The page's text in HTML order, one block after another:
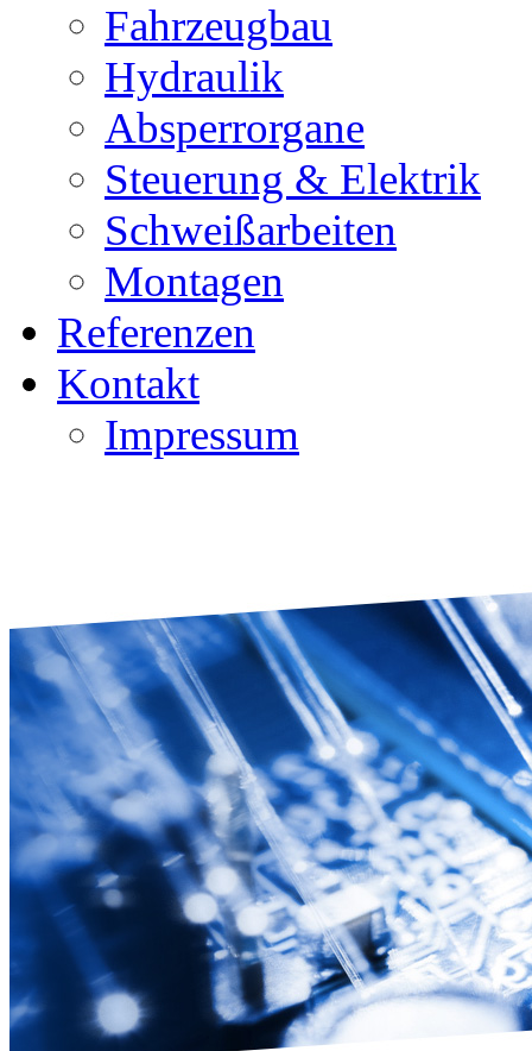
Fahrzeugbau
Hydraulik
Absperrorgane
Steuerung & Elektrik
Schweißarbeiten
Montagen
Referenzen
Kontakt
Impressum